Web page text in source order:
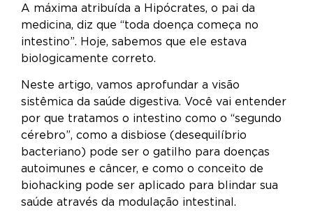
A máxima atribuída a Hipócrates, o pai da
medicina, diz que “toda doença começa no
intestino”. Hoje, sabemos que ele estava
biologicamente correto.
Neste artigo, vamos aprofundar a visão
sistêmica da saúde digestiva. Você vai entender
por que tratamos o intestino como o “segundo
cérebro”, como a disbiose (desequilíbrio
bacteriano) pode ser o gatilho para doenças
autoimunes e câncer, e como o conceito de
biohacking pode ser aplicado para blindar sua
saúde através da modulação intestinal.